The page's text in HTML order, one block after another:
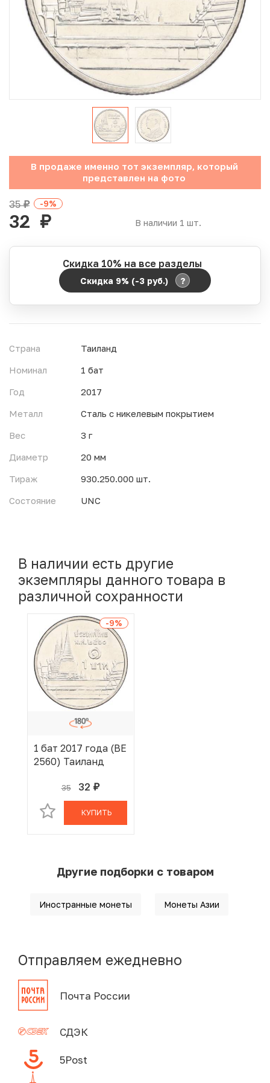
Юбилейные монеты Банка России (с 1999 года)
Памятные и инвестиционные монеты СССР и России
Иностранные монеты
Неофициальные выпуски монет (Unusual)
Античные и средневековые монеты
Наборы монет
Инвестиционные монеты
В продаже именно тот экземпляр, который
представлен на фото
В наличии 1 шт.
35руб. -9%
32 руб.
Скидка 10% на все разделы
Скидка 9% (-3 руб.) ?
Период действия акции:
Время до окончания:
13
Страна
Таиланд
Номинал
1 бат
Год
2017
Металл
Сталь с никелевым покрытием
Вес
3 г
Диаметр
20 мм
Тираж
930.250.000 шт.
Состояние
UNC
В наличии есть другие
экземпляры данного товара в
различной сохранности
-9%
1 бат 2017 года (BE
2560) Таиланд
35 32 руб.
В КОРЗИНЕ
КУПИТЬ
Другие подборки с товаром
Иностранные монеты Монеты Азии
Отправляем ежедневно
Почта России
СДЭК
5Post